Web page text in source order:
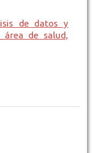
de datos y
área de salud,